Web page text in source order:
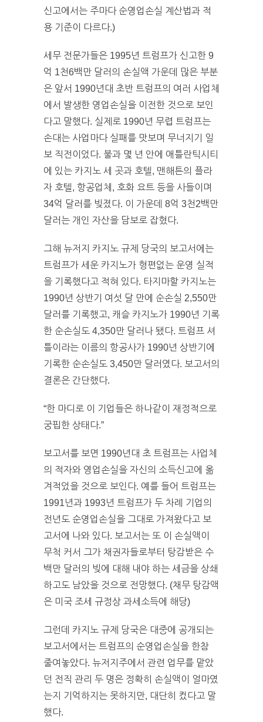
신고에서는 주마다 순영업손실 계산법과 적
용 기준이 다르다.)
세무 전문가들은 1995년 트럼프가 신고한 9
억 1천6백만 달러의 손실액 가운데 많은 부분
은 앞서 1990년대 초반 트럼프의 여러 사업체
에서 발생한 영업손실을 이전한 것으로 보인
다고 말했다. 실제로 1990년 무렵 트럼프는
손대는 사업마다 실패를 맛보며 무너지기 일
보 직전이었다. 불과 몇 년 안에 애틀란틱시티
에 있는 카지노 세 곳과 호텔, 맨해튼의 플라
자 호텔, 항공업체, 호화 요트 등을 사들이며
34억 달러를 빚졌다. 이 가운데 8억 3천2백만
달러는 개인 자산을 담보로 잡혔다.
그해 뉴저지 카지노 규제 당국의 보고서에는
트럼프가 세운 카지노가 형편없는 운영 실적
을 기록했다고 적혀 있다. 타지마할 카지노는
1990년 상반기 여섯 달 만에 순손실 2,550만
달러를 기록했고, 캐슬 카지노가 1990년 기록
한 순손실도 4,350만 달러나 됐다. 트럼프 셔
틀이라는 이름의 항공사가 1990년 상반기에
기록한 순손실도 3,450만 달러였다. 보고서의
결론은 간단했다.
“한 마디로 이 기업들은 하나같이 재정적으로
궁핍한 상태다.”
보고서를 보면 1990년대 초 트럼프는 사업체
의 적자와 영업손실을 자신의 소득신고에 옮
겨적었을 것으로 보인다. 예를 들어 트럼프는
1991년과 1993년 트럼프가 두 차례 기업의
전년도 순영업손실을 그대로 가져왔다고 보
고서에 나와 있다. 보고서는 또 이 손실액이
무척 커서 그가 채권자들로부터 탕감받은 수
백만 달러의 빚에 대해 내야 하는 세금을 상쇄
하고도 남았을 것으로 전망했다. (채무 탕감액
은 미국 조세 규정상 과세소득에 해당)
그런데 카지노 규제 당국은 대중에 공개되는
보고서에서는 트럼프의 순영업손실을 한참
줄여놓았다. 뉴저지주에서 관련 업무를 맡았
던 전직 관리 두 명은 정확히 손실액이 얼마였
는지 기억하지는 못하지만, 대단히 컸다고 말
했다.